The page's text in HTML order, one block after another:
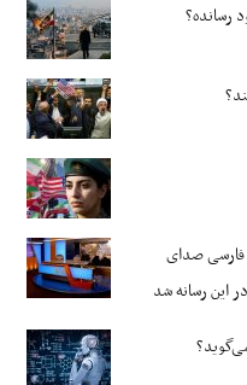
رسانده؟
فارسی صدای
این رسانه شد